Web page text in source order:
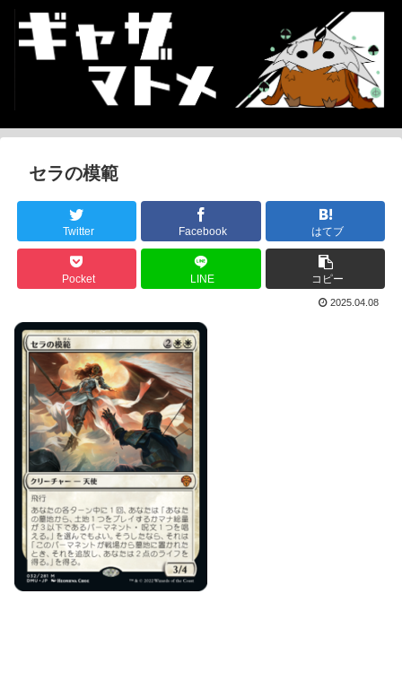
セラの模範
Twitter Facebook はてブ
Pocket LINE コピー
2025.04.08